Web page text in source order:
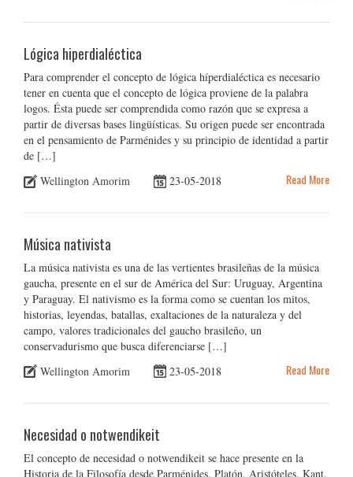
Lógica hiperdialéctica
Para comprender el concepto de lógica híperdialéctica es necesario
tener en cuenta que el concepto de lógica proviene de la palabra
logos. Ésta puede ser comprendida como razón que se expresa a
partir de diversas bases lingüísticas. Su origen puede ser encontrada
en el pensamiento de Parménides y su principio de identidad a partir
de […]
Wellington Amorim
23-05-2018 Read More
Música nativista
La música nativista es una de las vertientes brasileñas de la música
gaucha, presente en el sur de América del Sur: Uruguay, Argentina
y Paraguay. El nativismo es la forma como se cuentan los mitos,
historias, leyendas, batallas, exaltaciones de la naturaleza y del
campo, valores tradicionales del gaucho brasileño, un
conservadurismo que busca diferenciarse […]
Wellington Amorim
23-05-2018 Read More
Necesidad o notwendikeit
El concepto de necesidad o notwendikeit se hace presente en la
Historia de la Filosofía desde Parménides, Platón, Aristóteles, Kant,